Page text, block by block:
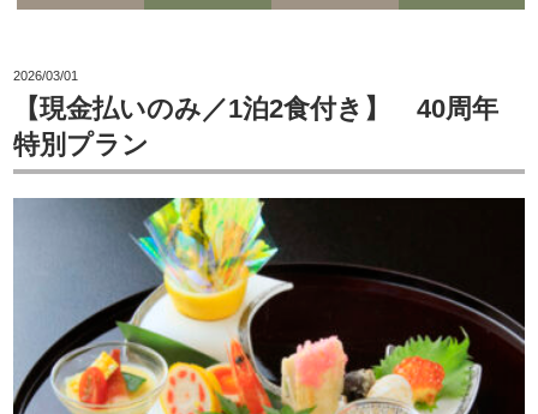
【現金払いのみ／1泊2食付き】 40周年
特別プラン
2026/03/01